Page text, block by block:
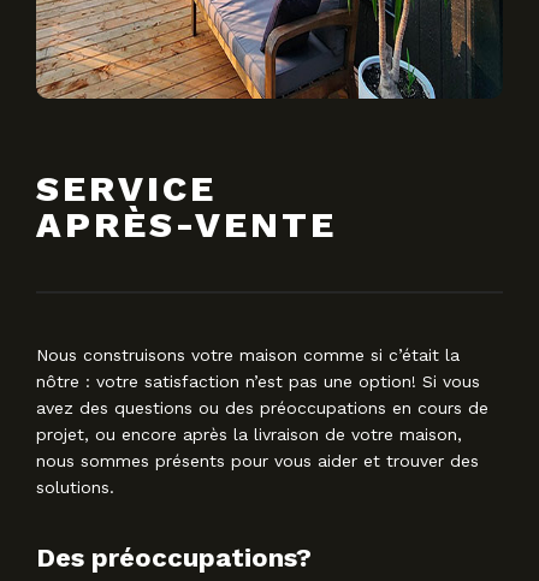
SERVICE
APRÈS-VENTE
Nous construisons votre maison comme si c’était la
nôtre : votre satisfaction n’est pas une option! Si vous
avez des questions ou des préoccupations en cours de
projet, ou encore après la livraison de votre maison,
nous sommes présents pour vous aider et trouver des
solutions.
Des préoccupations?